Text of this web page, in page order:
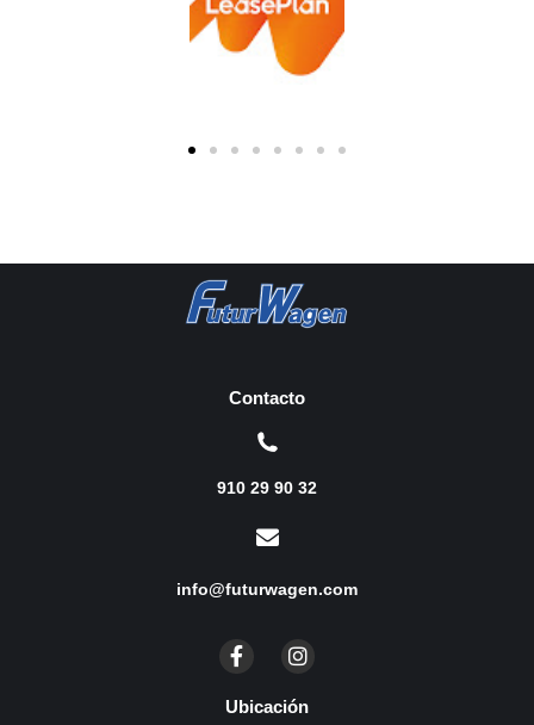
Contacto
910 29 90 32
info@futurwagen.com
Ubicación